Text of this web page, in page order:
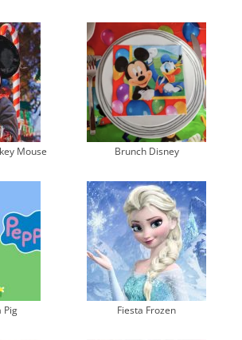
Mouse Brunch Disney
Pig Fiesta Frozen